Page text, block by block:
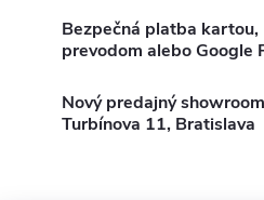
Bezpečná platba kartou,
prevodom alebo Google
Nový predajný
Turbínova 11, Bratislava